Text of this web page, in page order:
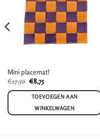
Mini placemat!
€17,50 Oorspronkelijke
prijs
was:
€17,50.
€8,75Huidige
prijs
is:
€8,75.
TOEVOEGEN AAN
WINKELWAGEN